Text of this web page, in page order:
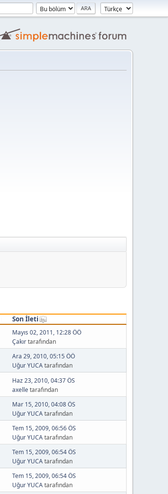
Son İleti
Mayıs 02, 2011, 12:28 ÖÖ
Çakırtarafından
Ara 29, 2010, 05:15 ÖÖ
Uğur YUCAtarafından
Haz 23, 2010, 04:37 ÖS
axelletarafından
Mar 15, 2010, 04:08 ÖS
Uğur YUCAtarafından
Tem 15, 2009, 06:56 ÖS
Uğur YUCAtarafından
Tem 15, 2009, 06:54 ÖS
Uğur YUCAtarafından
Tem 15, 2009, 06:54 ÖS
Uğur YUCAtarafından